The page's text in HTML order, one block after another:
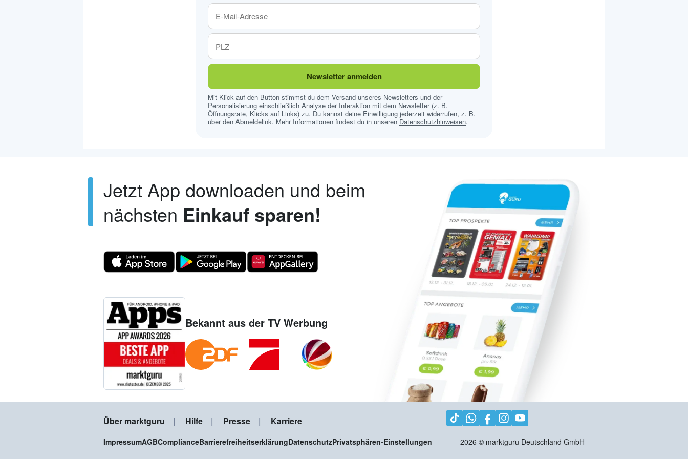
Newsletter anmelden
Mit Klick auf den Button stimmst du dem Versand unseres Newsletters und der
Personalisierung einschließlich Analyse der Interaktion mit dem Newsletter (z. B.
Öffnungsrate, Klicks auf Links) zu. Du kannst deine Einwilligung jederzeit widerrufen, z. B.
über den Abmeldelink. Mehr Informationen findest du in unseren Datenschutzhinweisen.
Jetzt App downloaden und beim
nächsten Einkauf sparen!
Bekannt aus der TV Werbung
Über marktguru Hilfe Presse Karriere
ImpressumAGBComplianceBarrierefreiheitserklärungDatenschutzPrivatsphären-Einstellungen 2026 © marktguru Deutschland GmbH